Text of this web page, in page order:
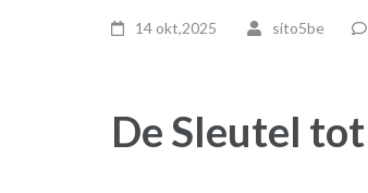
14 okt,2025 sito5be
De Sleutel